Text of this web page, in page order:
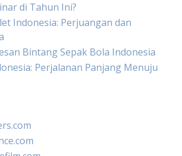
di Tahun Ini?
Indonesia: Perjuangan dan
Bintang Sepak Bola Indonesia
Perjalanan Panjang Menuju